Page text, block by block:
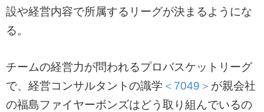
設や経営内容で所属するリーグが決まるようにな
る。
チームの経営力が問われるプロバスケットリーグ
で、経営コンサルタントの識学 ＜7049＞ が親会社
の福島ファイヤーボンズはどう取り組んでいるの